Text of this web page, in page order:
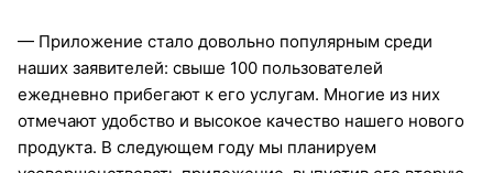
— Приложение стало довольно популярным среди
наших заявителей: свыше 100 пользователей
ежедневно прибегают к его услугам. Многие из них
отмечают удобство и высокое качество нашего нового
продукта. В следующем году мы планируем